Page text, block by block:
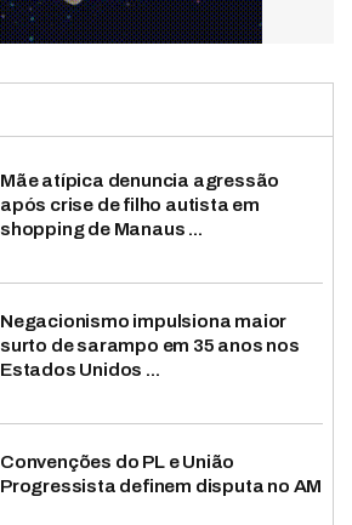
Mãe atípica denuncia agressão
após crise de filho autista em
shopping de Manaus ...
Negacionismo impulsiona maior
surto de sarampo em 35 anos nos
Estados Unidos ...
Convenções do PL e União
Progressista definem disputa no AM